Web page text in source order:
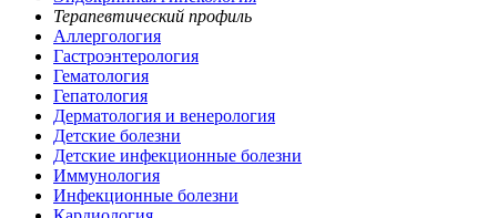
Терапевтический профиль
Аллергология
Гастроэнтерология
Гематология
Гепатология
Дерматология и венерология
Детские болезни
Детские инфекционные болезни
Иммунология
Инфекционные болезни